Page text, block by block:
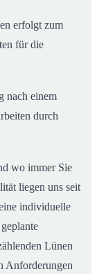
erfolgt zum
für die
nach einem
durch
wo immer Sie
liegen uns seit
individuelle
Lünen
Anforderungen